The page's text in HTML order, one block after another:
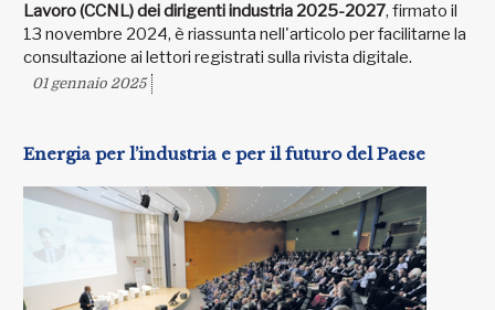
Lavoro (CCNL) dei dirigenti industria 2025-2027, firmato il
13 novembre 2024, è riassunta nell'articolo per facilitarne la
consultazione ai lettori registrati sulla rivista digitale.
01 gennaio 2025
Energia per l’industria e per il futuro del Paese